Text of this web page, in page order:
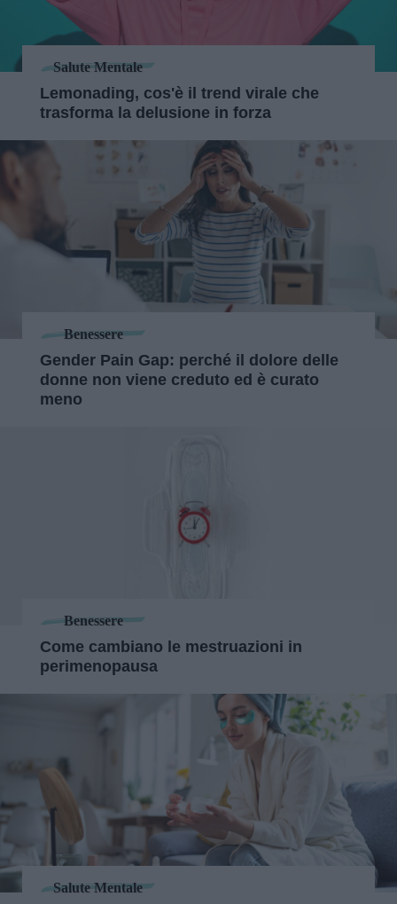
Salute Mentale
Lemonading, cos'è il trend virale che
trasforma la delusione in forza
Benessere
Gender Pain Gap: perché il dolore delle
donne non viene creduto ed è curato
meno
Benessere
Come cambiano le mestruazioni in
perimenopausa
Salute Mentale